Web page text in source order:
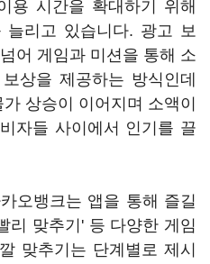
용 시간을 확대하기 위해
늘리고 있습니다. 광고 보
어 게임과 미션을 통해 소
상을 제공하는 방식인데
상승이 이어지며 소액이
자들 사이에서 인기를 끌
오뱅크는 앱을 통해 즐길
리 맞추기' 등 다양한 게임
맞추기는 단계별로 제시